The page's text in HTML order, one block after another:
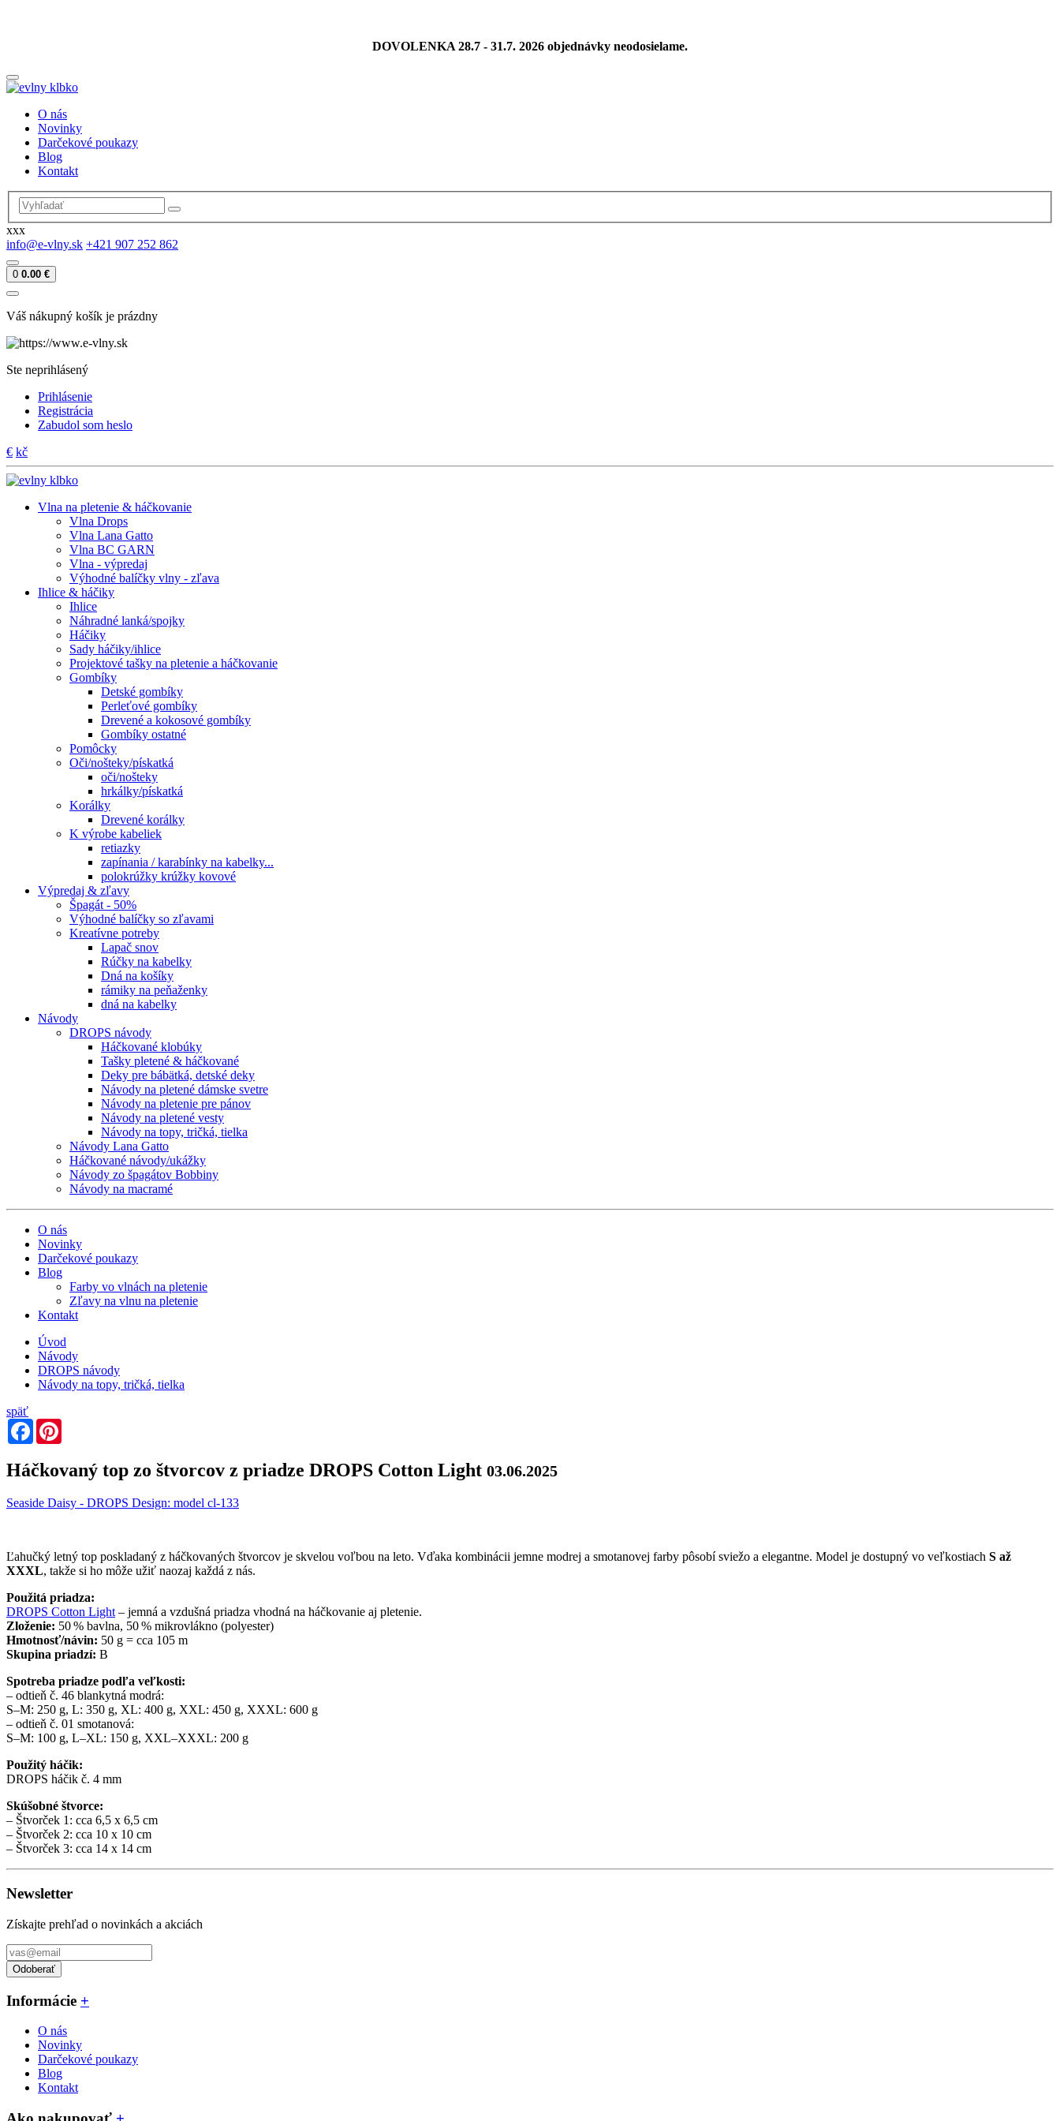
DOVOLENKA 28.7 - 31.7. 2026 objednávky neodosielame.
O nás
Novinky
Darčekové poukazy
Blog
Kontakt
xxx
info@e-vlny.sk +421 907 252 862
0 0.00 €
Váš nákupný košík je prázdny
Ste neprihlásený
Prihlásenie
Registrácia
Zabudol som heslo
€ kč
Vlna na pletenie & háčkovanie
Vlna Drops
Vlna Lana Gatto
Vlna BC GARN
Vlna - výpredaj
Výhodné balíčky vlny - zľava
Ihlice & háčiky
Ihlice
Náhradné lanká/spojky
Háčiky
Sady háčiky/ihlice
Projektové tašky na pletenie a háčkovanie
Gombíky
Detské gombíky
Perleťové gombíky
Drevené a kokosové gombíky
Gombíky ostatné
Pomôcky
Oči/nošteky/pískatká
oči/nošteky
hrkálky/pískatká
Korálky
Drevené korálky
K výrobe kabeliek
retiazky
zapínania / karabínky na kabelky...
polokrúžky krúžky kovové
Výpredaj & zľavy
Špagát - 50%
Výhodné balíčky so zľavami
Kreatívne potreby
Lapač snov
Rúčky na kabelky
Dná na košíky
rámiky na peňaženky
dná na kabelky
Návody
DROPS návody
Háčkované klobúky
Tašky pletené & háčkované
Deky pre bábätká, detské deky
Návody na pletené dámske svetre
Návody na pletenie pre pánov
Návody na pletené vesty
Návody na topy, tričká, tielka
Návody Lana Gatto
Háčkované návody/ukážky
Návody zo špagátov Bobbiny
Návody na macramé
O nás
Novinky
Darčekové poukazy
Blog
Farby vo vlnách na pletenie
Zľavy na vlnu na pletenie
Kontakt
Úvod
Návody
DROPS návody
Návody na topy, tričká, tielka
späť
Facebook
Háčkovaný top zo štvorcov z priadze DROPS Cotton Light 03.06.2025
Seaside Daisy - DROPS Design: model cl-133
Ľahučký letný top poskladaný z háčkovaných štvorcov je skvelou voľbou na leto. Vďaka kombinácii jemne modrej a smotanovej farby pôsobí sviežo a elegantne. Model je dostupný vo veľkostiach S až
XXXL, takže si ho môže užiť naozaj každá z nás.
Použitá priadza:
DROPS Cotton Light– jemná a vzdušná priadza vhodná na háčkovanie aj pletenie.
Zloženie: 50 % bavlna, 50 % mikrovlákno (polyester)
Hmotnosť/návin: 50 g = cca 105 m
Skupina priadzí: B
Spotreba priadze podľa veľkosti:
– odtieň č. 46 blankytná modrá:
S–M: 250 g, L: 350 g, XL: 400 g, XXL: 450 g, XXXL: 600 g
– odtieň č. 01 smotanová:
S–M: 100 g, L–XL: 150 g, XXL–XXXL: 200 g
Použitý háčik:
DROPS háčik č. 4 mm
Skúšobné štvorce:
– Štvorček 1: cca 6,5 x 6,5 cm
– Štvorček 2: cca 10 x 10 cm
– Štvorček 3: cca 14 x 14 cm
Newsletter
Získajte prehľad o novinkách a akciách
Odoberať
Informácie +
O nás
Novinky
Darčekové poukazy
Blog
Kontakt